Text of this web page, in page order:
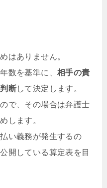
はありません。
数を基準に、 相手の責
断して決定します。
で、その場合は弁護士
します。
い義務が発生するの
開している算定表を目